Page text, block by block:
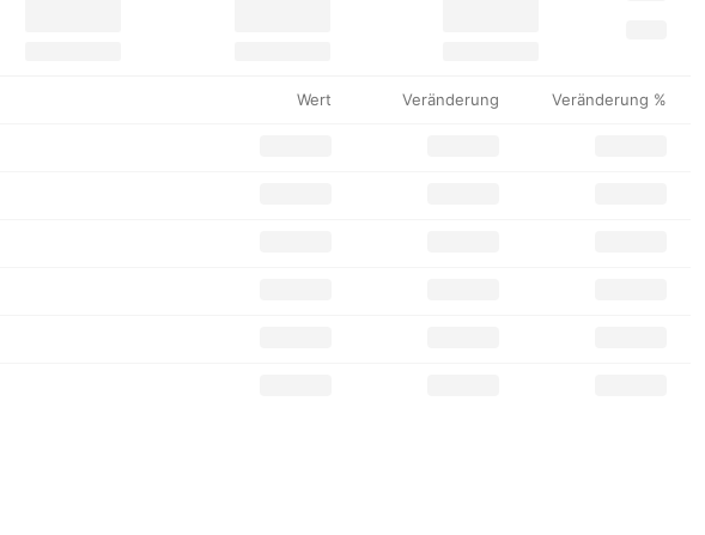
Wert Veränderung Veränderung %